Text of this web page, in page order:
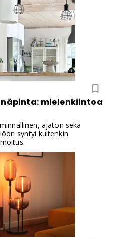
mielenkiintoa
ajaton sekä
syntyi kuitenkin